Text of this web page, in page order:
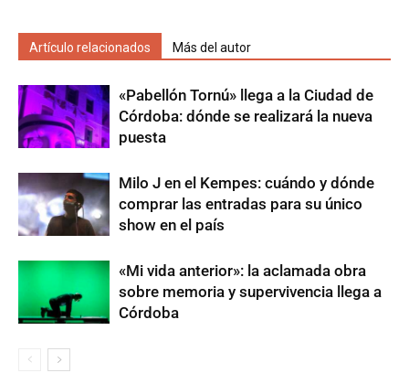
Artículo relacionados Más del autor
«Pabellón Tornú» llega a la Ciudad de
Córdoba: dónde se realizará la nueva
puesta
Milo J en el Kempes: cuándo y dónde
comprar las entradas para su único
show en el país
«Mi vida anterior»: la aclamada obra
sobre memoria y supervivencia llega a
Córdoba